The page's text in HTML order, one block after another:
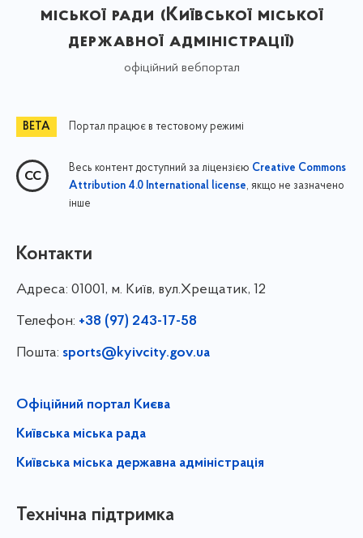
міської ради (Київської міської
державної адміністрації)
офіційний вебпортал
Портал працює в тестовому режимі
Весь контент доступний за ліцензією Creative Commons
Attribution 4.0 International license, якщо не зазначено
інше
Контакти
Адреса: 01001, м. Київ, вул.Хрещатик, 12
Телефон: +38 (97) 243-17-58
Пошта: sports@kyivcity.gov.ua
Офіційний портал Києва
Київська міська рада
Київська міська державна адміністрація
Технічна підтримка